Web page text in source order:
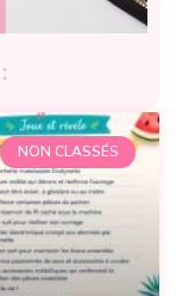
NON CLASSÉS